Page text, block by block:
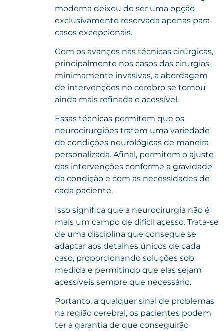
moderna deixou de ser uma opção
exclusivamente reservada apenas para
casos excepcionais.
Com os avanços nas técnicas cirúrgicas,
principalmente nos casos das cirurgias
minimamente invasivas, a abordagem
de intervenções no cérebro se tornou
ainda mais refinada e acessível.
Essas técnicas permitem que os
neurocirurgiões tratem uma variedade
de condições neurológicas de maneira
personalizada. Afinal, permitem o ajuste
das intervenções conforme a gravidade
da condição e com as necessidades de
cada paciente.
Isso significa que a neurocirurgia não é
mais um campo de difícil acesso. Trata-se
de uma disciplina que consegue se
adaptar aos detalhes únicos de cada
caso, proporcionando soluções sob
medida e permitindo que elas sejam
acessíveis sempre que necessário.
Portanto, a qualquer sinal de problemas
na região cerebral, os pacientes podem
ter a garantia de que conseguirão